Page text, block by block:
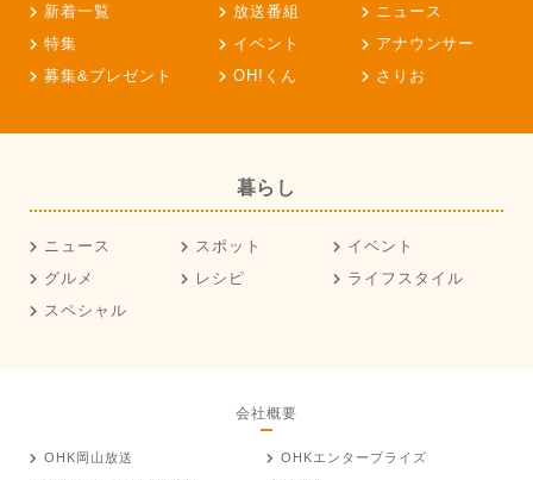
新着一覧 放送番組
ニュース
特集
イベント
アナウンサー
募集&プレゼント
OH!くん さりお
暮らし
ニュース スポット
イベント
グルメ
レシピ
ライフスタイル
スペシャル
会社概要
OHK岡山放送
OHKエンタープライズ